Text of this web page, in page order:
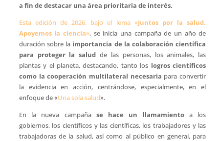
a fin de destacar una área prioritaria de interés.
Esta edición de 2026, bajo el lema «Juntos por la salud.
Apoyemos la ciencia», se inicia una campaña de un año de
duración sobre la importancia de la colaboración científica
para proteger la saludde las personas, los animales, las
plantas y el planeta, destacando, tanto los logros científicos
como la cooperación multilateral necesaria para convertir
la evidencia en acción, centrándose, especialmente, en el
enfoque de «Una sola salud».
En la nueva campaña se hace un llamamientoa los
gobiernos, los científicos y las científicas, los trabajadores y las
trabajadoras de la salud, así como al público en general, para